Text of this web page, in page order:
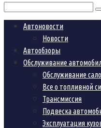
Поиск:
Автоновости
Новости
Автообзоры
Обслуживание
Обслуживание
Все о топливной
Трансмиссия
Подвеска
Эксплуатация